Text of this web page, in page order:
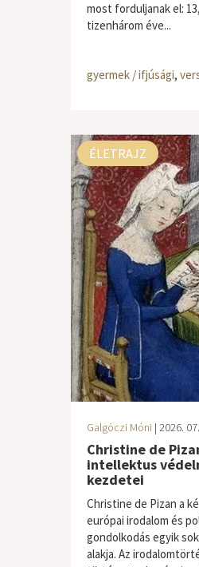
most forduljanak el:
tizenhárom éve...
gyermek / ifjúsági,
ÉLETRAJZ
Galgóczi Móni | 2026.
Christine de
intellektus
kezdetei
Christine de Pizan a
európai irodalom és
gondolkodás egyik
alakja. Az